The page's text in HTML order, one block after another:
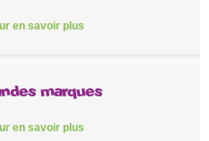
en savoir plus
marques
en savoir plus